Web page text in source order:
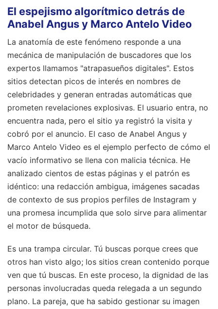
El espejismo algorítmico detrás de
Anabel Angus y Marco Antelo Video
La anatomía de este fenómeno responde a una
mecánica de manipulación de buscadores que los
expertos llamamos "atrapasueños digitales". Estos
sitios detectan picos de interés en nombres de
celebridades y generan entradas automáticas que
prometen revelaciones explosivas. El usuario entra, no
encuentra nada, pero el sitio ya registró la visita y
cobró por el anuncio. El caso de Anabel Angus y
Marco Antelo Video es el ejemplo perfecto de cómo el
vacío informativo se llena con malicia técnica. He
analizado cientos de estas páginas y el patrón es
idéntico: una redacción ambigua, imágenes sacadas
de contexto de sus propios perfiles de Instagram y
una promesa incumplida que solo sirve para alimentar
el motor de búsqueda.
Es una trampa circular. Tú buscas porque crees que
otros han visto algo; los sitios crean contenido porque
ven que tú buscas. En este proceso, la dignidad de las
personas involucradas queda relegada a un segundo
plano. La pareja, que ha sabido gestionar su imagen